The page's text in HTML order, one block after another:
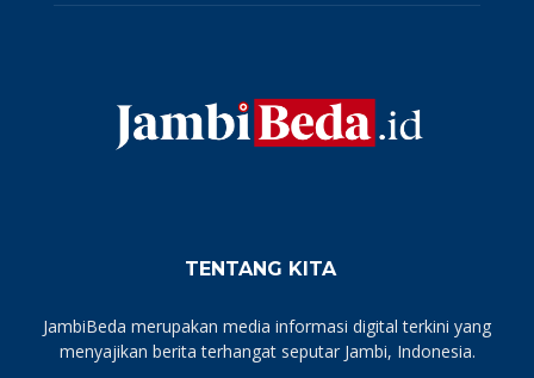
TENTANG KITA
JambiBeda merupakan media informasi digital terkini yang
menyajikan berita terhangat seputar Jambi, Indonesia.